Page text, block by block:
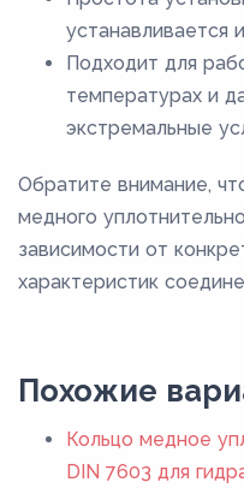
устанавливается
Подходит для
температурах и
экстремальные
Обратите внимание,
медного
зависимости от
характеристик
Похожие
Кольцо медное
DIN 7603 для